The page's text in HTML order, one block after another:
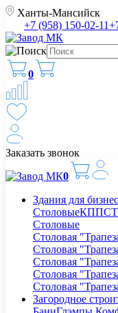
Ханты-Мансийск
+7 (958) 150-02-11
0
Заказать звонок
0
Здания для
СтоловыеКПП
Столовые
Столовая
Столовая
Столовая
Столовая
Столовая
Загородное